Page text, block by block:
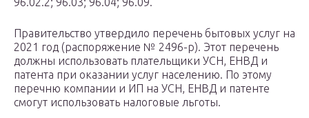
Правительство утвердило перечень бытовых услуг на
2021 год (распоряжение № 2496-р). Этот перечень
должны использовать плательщики УСН, ЕНВД и
патента при оказании услуг населению. По этому
перечню компании и ИП на УСН, ЕНВД и патенте
смогут использовать налоговые льготы.